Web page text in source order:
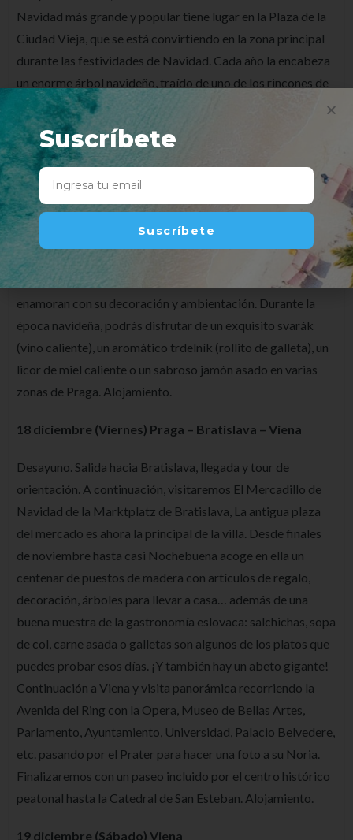
Navidad más grande y popular tiene lugar en la Plaza de la
Ciudad Vieja, que se está convirtiendo en la zona principal
durante las festividades de Navidad. Cada año la encabeza
un enorme árbol navideño, traído de uno de los rincones de
la República Checa, y lo visitan miles de personas. Decenas
de personas, con una copa de vino caliente en la mano, se
pasean por los puestos de productos nacionales checos, de
adornos hechos a mano o apetitosos manjares desde
almendras garrapiñadas hasta los excelentes embutidos y
salchichas (párky y klobásy). La artesanía tradicional es
digna de admiración, tales como la fabricación de espadas,
y también se puede disfrutar del amplio repertorio de
villancicos navideños. Cada año, los mercadillos navideños
enamoran con su decoración y ambientación. Durante la
época navideña, podrás disfrutar de un exquisito svarák
(vino caliente), un aromático trdelník (rollito de galleta), un
licor de miel caliente o un sabroso jamón asado en varias
zonas de Praga. Alojamiento.
18 diciembre (Viernes) Praga – Bratislava – Viena
Desayuno. Salida hacia Bratislava, llegada y tour de
orientación. A continuación, visitaremos El Mercadillo de
Navidad de la Marktplatz de Bratislava, La antigua plaza
del mercado es ahora la principal de la villa. Desde finales
de noviembre hasta casi Nochebuena acoge en ella un
centenar de puestos de madera con artículos de regalo,
decoración, árboles para llevar a casa… además de una
buena muestra de la gastronomía eslovaca: salchichas, sopa
de col, carne asada o galletas son algunos de los platos que
puedes probar esos días. ¡Y también hay un abeto gigante!
Continuación a Viena y visita panorámica recorriendo la
Avenida del Ring con la Opera, Museo de Bellas Artes,
Parlamento, Ayuntamiento, Universidad, Palacio Belvedere,
etc. pasando por el Prater para hacer una foto a su Noria.
Finalizaremos con un paseo incluido por el centro histórico
peatonal hasta la Catedral de San Esteban. Alojamiento.
19 diciembre (Sábado) Viena
Suscríbete
Suscríbete